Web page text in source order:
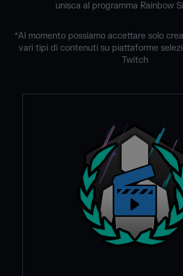
unisca al programma Rainbow
*Al momento possiamo accettare solo
vari tipi di contenuti su piattaforme
Twitch